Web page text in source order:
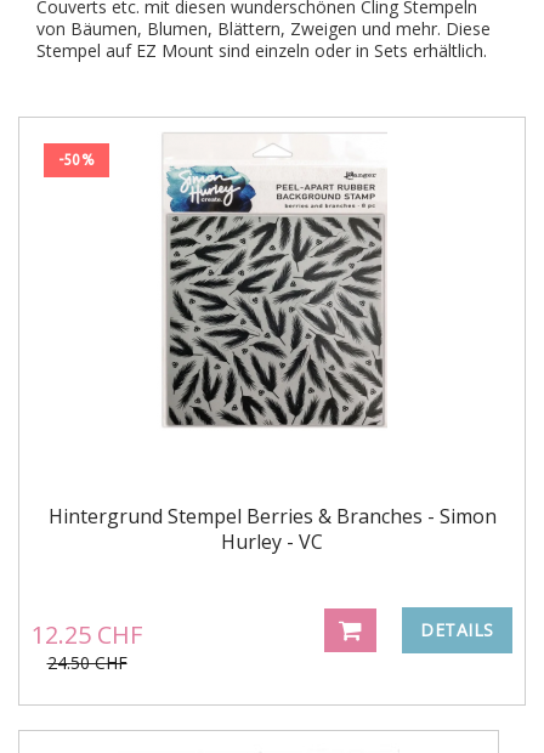
Couverts etc. mit diesen wunderschönen Cling Stempeln
von Bäumen, Blumen, Blättern, Zweigen und mehr. Diese
Stempel auf EZ Mount sind einzeln oder in Sets erhältlich.
-50%
Hintergrund Stempel Berries & Branches - Simon
Hurley - VC
12.25 CHF
24.50 CHF
DETAILS